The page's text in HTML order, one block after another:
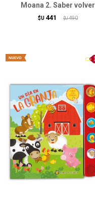
Moana 2. Saber volver
$U 441 $U 490